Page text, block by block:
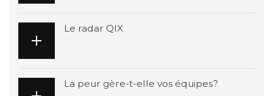
Le radar QIX
La peur gère-t-elle vos équipes?